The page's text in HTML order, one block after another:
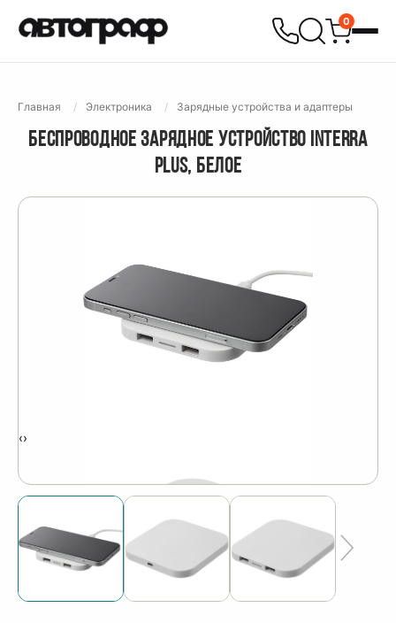
0
Главная Электроника Зарядные устройства и адаптеры
БЕСПРОВОДНОЕ ЗАРЯДНОЕ УСТРОЙСТВО INTERRA
PLUS, БЕЛОЕ
‹›